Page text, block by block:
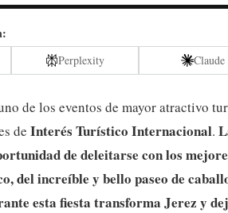
Perplexity Claude
de los eventos de mayor atractivo
de Interés Turístico Internacional.
de deleitarse con los
del increíble y bello paseo de
esta fiesta transforma Jerez y